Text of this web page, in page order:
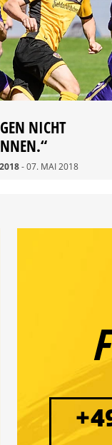
NICHT
- 07. MAI 2018